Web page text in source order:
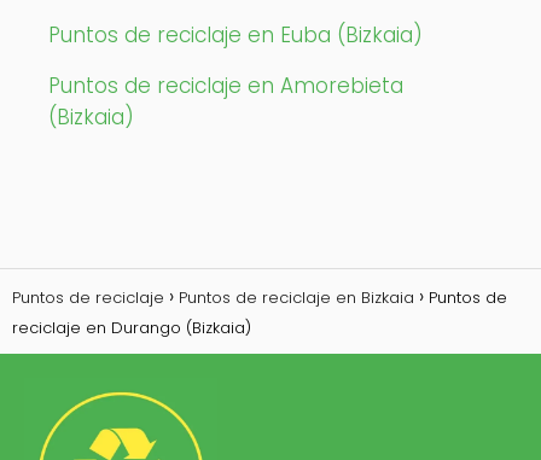
Puntos de reciclaje en Euba (Bizkaia)
Puntos de reciclaje en Amorebieta
(Bizkaia)
Puntos de reciclaje Puntos de reciclaje en Bizkaia
Puntos de
reciclaje en Durango (Bizkaia)